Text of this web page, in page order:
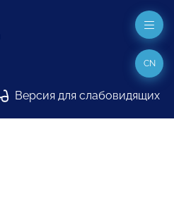
Версия для слабовидящих
CN